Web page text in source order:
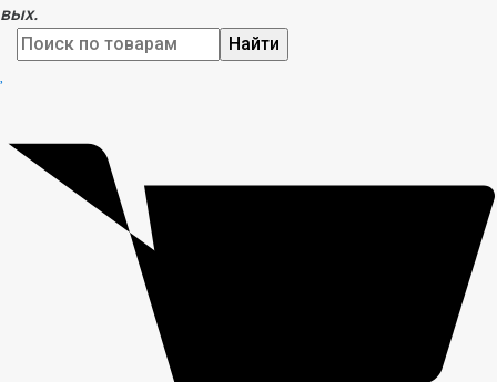
вых.
Найти